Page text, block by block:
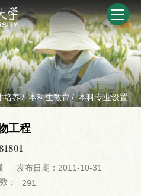
培养 / 本科生教育 / 本科专业设置
工程
发布日期：2011-10-31
：
291